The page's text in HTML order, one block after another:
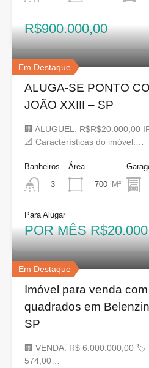
R$900.000,00
Em Destaque
ALUGA-SE PONTO
JOÃO XXIII – SP
🏢 ALUGUEL: R$R$20.000,00
📐 Características do imóvel:…
Banheiros
3
Área
700 M²
Para Alugar
POR MÊS
Em Destaque
Imóvel para venda
quadrados em
SP
🏢 VENDA: R$ 6.000.000,00 🏷
574,00…